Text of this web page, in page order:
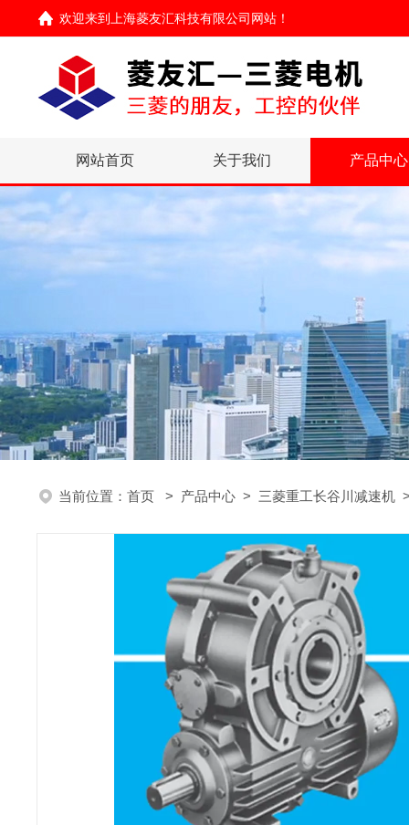
欢迎来到 上海菱友汇科技有限公司网站 ！
网站首页 关于我们 产品中心
当前位置： 首页 > 产品中心 > 三菱重工长谷川减速机